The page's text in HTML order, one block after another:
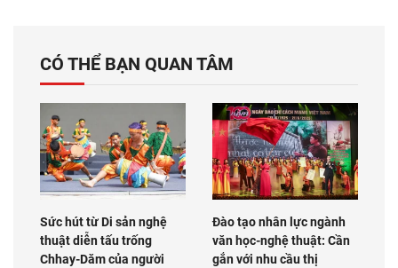
CÓ THỂ BẠN QUAN TÂM
Sức hút từ Di sản nghệ
thuật diễn tấu trống
Chhay-Dăm của người
Đào tạo nhân lực ngành
văn học-nghệ thuật: Cần
gắn với nhu cầu thị